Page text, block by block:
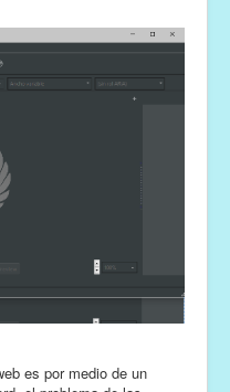
es por medio de un